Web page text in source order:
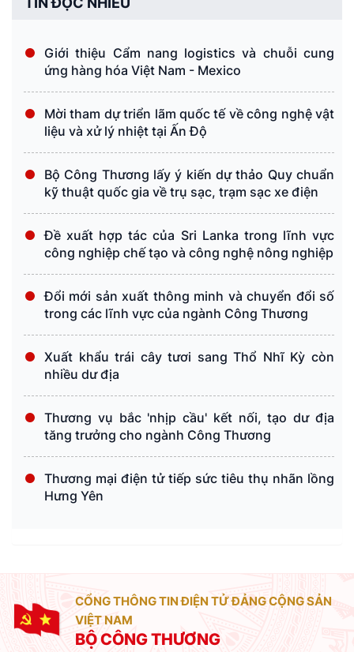
Giới thiệu Cẩm nang logistics và chuỗi cung
ứng hàng hóa Việt Nam - Mexico
Mời tham dự triển lãm quốc tế về công nghệ vật
liệu và xử lý nhiệt tại Ấn Độ
Bộ Công Thương lấy ý kiến dự thảo Quy chuẩn
kỹ thuật quốc gia về trụ sạc, trạm sạc xe điện
Đề xuất hợp tác của Sri Lanka trong lĩnh vực
công nghiệp chế tạo và công nghệ nông nghiệp
Đổi mới sản xuất thông minh và chuyển đổi số
trong các lĩnh vực của ngành Công Thương
Xuất khẩu trái cây tươi sang Thổ Nhĩ Kỳ còn
nhiều dư địa
Thương vụ bắc 'nhịp cầu' kết nối, tạo dư địa
tăng trưởng cho ngành Công Thương
Thương mại điện tử tiếp sức tiêu thụ nhãn lồng
Hưng Yên
CỔNG THÔNG TIN ĐIỆN TỬ ĐẢNG CỘNG SẢN
VIỆT NAM
BỘ CÔNG THƯƠNG